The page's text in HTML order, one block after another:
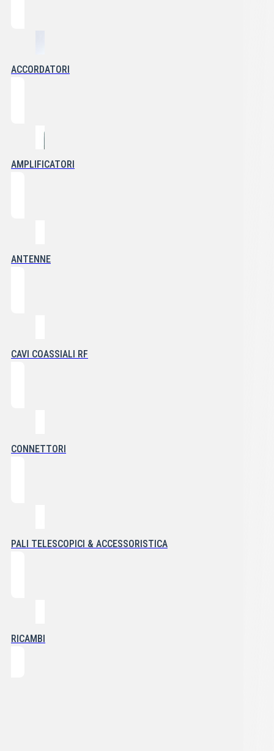
ACCORDATORI
AMPLIFICATORI
ANTENNE
CAVI COASSIALI RF
CONNETTORI
PALI TELESCOPICI & ACCESSORISTICA
RICAMBI